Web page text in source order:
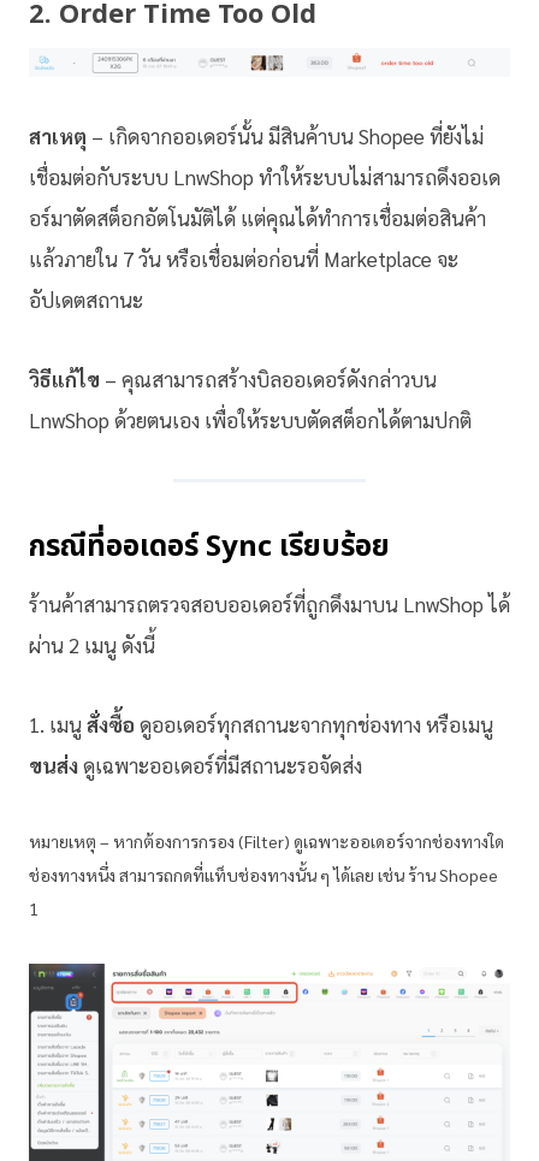
2. Order Time Too Old
สาเหตุ – เกิดจากออเดอร์นั้น มีสินค้าบน Shopee ที่ยังไม่
เชื่อมต่อกับระบบ LnwShop ทำให้ระบบไม่สามารถดึงออเด
อร์มาตัดสต็อกอัตโนมัติได้ แต่คุณได้ทำการเชื่อมต่อสินค้า
แล้วภายใน 7 วัน หรือเชื่อมต่อก่อนที่ Marketplace จะ
อัปเดตสถานะ
วิธีแก้ไข – คุณสามารถสร้างบิลออเดอร์ดังกล่าวบน
LnwShop ด้วยตนเอง เพื่อให้ระบบตัดสต็อกได้ตามปกติ
กรณีที่ออเดอร์ Sync เรียบร้อย
ร้านค้าสามารถตรวจสอบออเดอร์ที่ถูกดึงมาบน LnwShop ได้
ผ่าน 2 เมนู ดังนี้
1. เมนู สั่งซื้อ ดูออเดอร์ทุกสถานะจากทุกช่องทาง หรือเมนู
ขนส่งดูเฉพาะออเดอร์ที่มีสถานะรอจัดส่ง
หมายเหตุ – หากต้องการกรอง (Filter) ดูเฉพาะออเดอร์จากช่องทางใด
ช่องทางหนึ่ง สามารถกดที่แท็บช่องทางนั้น ๆ ได้เลย เช่น ร้าน Shopee
1